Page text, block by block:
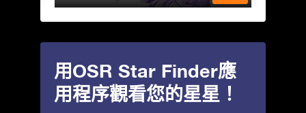
用OSR Star Finder應
用程序觀看您的星星！